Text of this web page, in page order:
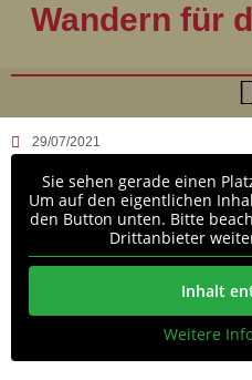
Wandern für
29/07/2021
Sie sehen gerade einen
Um auf den eigentlichen
den Button unten. Bitte
Drittanbieter
Inhalt
Weitere